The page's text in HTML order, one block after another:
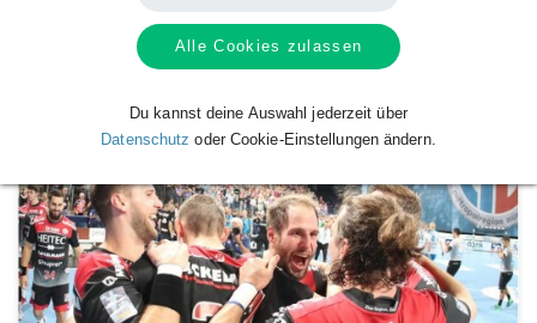
VerfügbareKalendervonHC ERLANGEN
Alle Cookies zulassen
Du kannst deine Auswahl jederzeit über
Datenschutz oder Cookie-Einstellungen ändern.